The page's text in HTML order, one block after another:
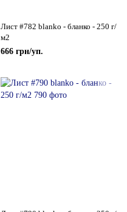
Лист #782 blanko - бланко - 250 г/
м2
666 грн/уп.